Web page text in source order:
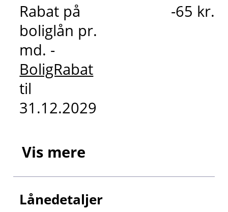
Rabat på
boliglån pr.
md. -
BoligRabat
til
31.12.2029
-65 kr.
Vis mere
Lånedetaljer